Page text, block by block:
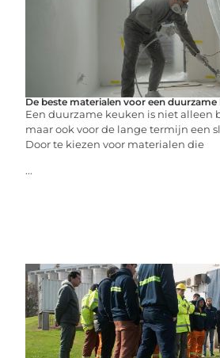
De beste materialen voor een
Een duurzame keuken is niet alleen
maar ook voor de lange termijn een
Door te kiezen voor materialen die
...